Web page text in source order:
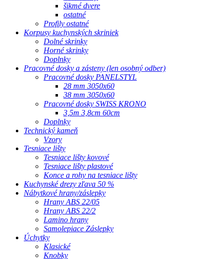
šikmé dvere
ostatné
Profily ostatné
Korpusy kuchynských skriniek
Dolné skrinky
Horné skrinky
Doplnky
Pracovné dosky a zásteny (len osobný odber)
Pracovné dosky PANELSTYL
28 mm 3050x60
38 mm 3050x60
Pracovné dosky SWISS KRONO
3,5m 3,8cm 60cm
Doplnky
Technický kameň
Vzory
Tesniace lišty
Tesniace lišty kovové
Tesniace lišty plastové
Konce a rohy na tesniace lišty
Kuchynské drezy zľava 50 %
Nábytkové hrany/záslepky
Hrany ABS 22/05
Hrany ABS 22/2
Lamino hrany
Samolepiace Záslepky
Úchytky
Klasické
Knobky